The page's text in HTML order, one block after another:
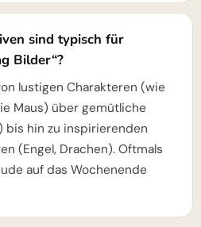
sind typisch für
Bilder“?
lustigen Charakteren (wie
Maus) über gemütliche
bis hin zu inspirierenden
(Engel, Drachen). Oftmals
auf das Wochenende